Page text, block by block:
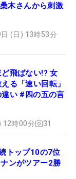
木さんから刺激
(日) 13時53分
飛ばない!? 女
る「速い回転」
い #四の五の言
12時00分 31
トップ10の7位
ンがツアー2勝